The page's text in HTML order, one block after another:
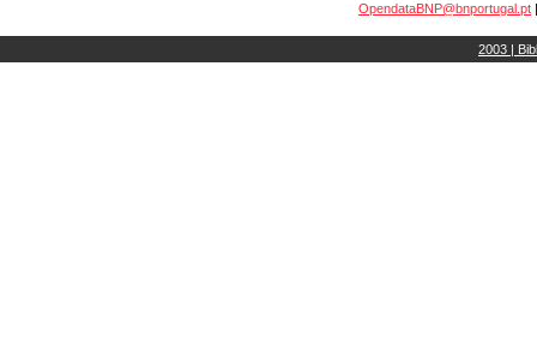
OpendataBNP@bnportugal.pt
2003 |